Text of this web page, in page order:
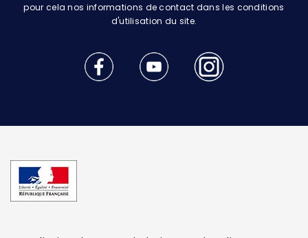
pour cela nos informations de contact dans les conditions
d'utilisation du site.